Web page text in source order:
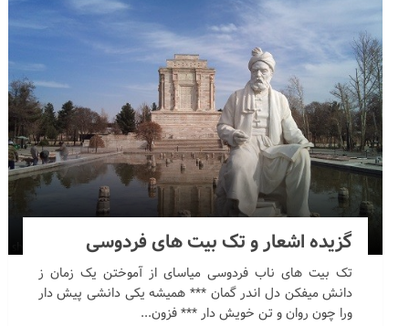
گزیده اشعار و تک بیت های فردوسی
تک بیت های ناب فردوسی میاسای از آموختن یک زمان ز
دانش میفکن دل اندر گمان *** همیشه یکی دانشی پیش دار
ورا چون روان و تن خویش دار *** فزون...